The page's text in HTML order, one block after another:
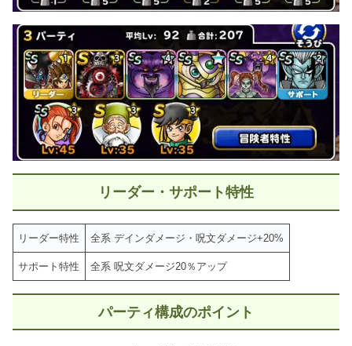
リーダー・サポート特性
リーダー特性 全系 デインダメージ・呪文ダメージ+20%
サポート特性 全系 呪文ダメージ20％アップ
パーティ構成のポイント